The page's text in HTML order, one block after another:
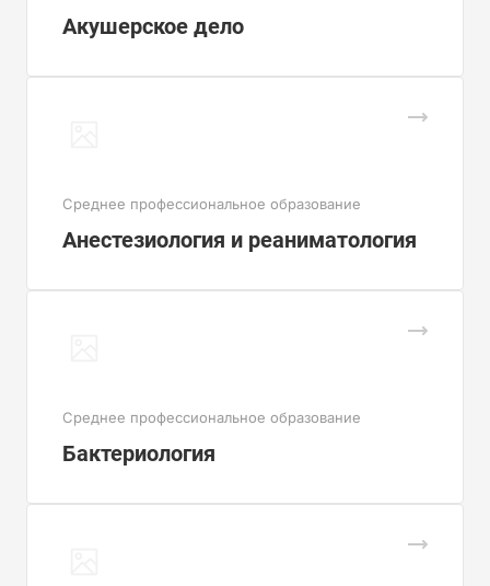
Акушерское дело
Cреднее профессиональное образование
Анестезиология и реаниматология
Cреднее профессиональное образование
Бактериология